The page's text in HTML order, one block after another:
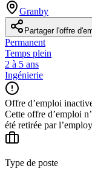
Granby
Partager l'offre
Permanent
Temps plein
2 à 5 ans
Ingénierie
Offre d’emploi
Cette offre d’emploi
été retirée par
Type de poste